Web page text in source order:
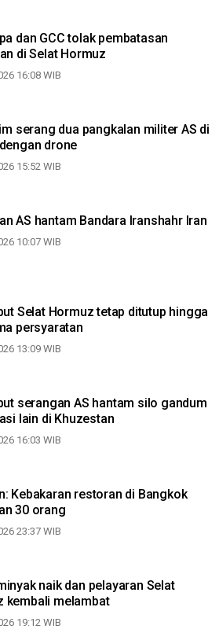
dan GCC tolak pembatasan
di Selat Hormuz
16:08 WIB
serang dua pangkalan militer AS di
drone
15:52 WIB
AS hantam Bandara Iranshahr Iran
10:07 WIB
Selat Hormuz tetap ditutup hingga
persyaratan
13:09 WIB
serangan AS hantam silo gandum
lain di Khuzestan
16:03 WIB
Kebakaran restoran di Bangkok
30 orang
23:37 WIB
naik dan pelayaran Selat
kembali melambat
19:12 WIB